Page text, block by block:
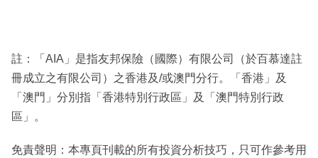
註：「AIA」是指友邦保險（國際）有限公司（於百慕達註
冊成立之有限公司）之香港及/或澳門分行。「香港」及
「澳門」分別指「香港特別行政區」及「澳門特別行政
區」。
免責聲明：本專頁刊載的所有投資分析技巧，只可作參考用